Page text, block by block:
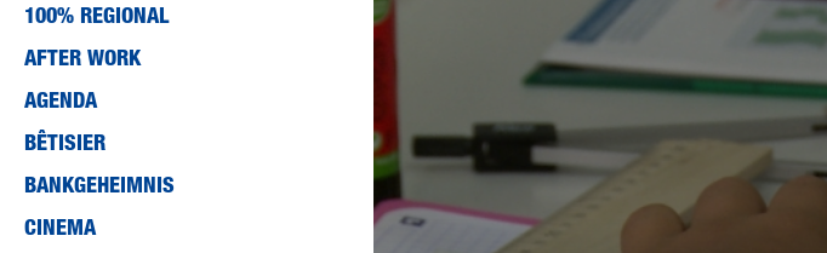
100% REGIONAL
AFTER WORK
AGENDA
BÊTISIER
BANKGEHEIMNIS
CINEMA